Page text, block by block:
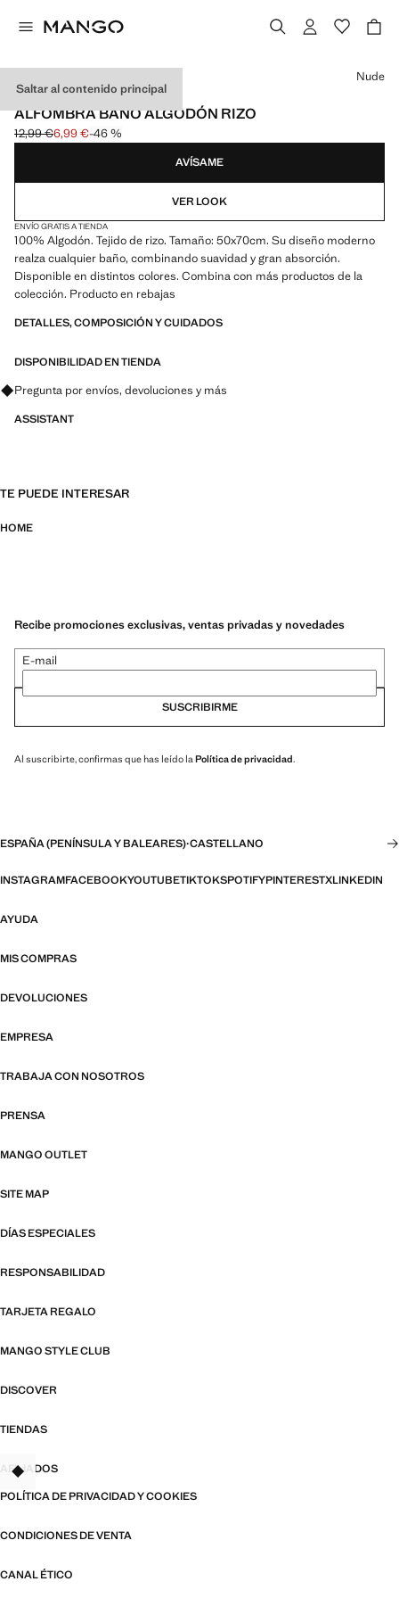
Saltar al contenido principal
500 GR/M2
ALFOMBRA BAÑO ALGODÓN RIZO
Precio inicial tachado [12,99 € ]
12,99 €
Precio actual [6,99 € ]
6,99 €-46 %
Selecciona un color
Nude
AVÍSAME
VER LOOK
ENVÍO GRATIS A TIENDA
100% Algodón. Tejido de rizo. Tamaño: 50x70cm. Su diseño moderno
realza cualquier baño, combinando suavidad y gran absorción.
Disponible en distintos colores. Combina con más productos de la
colección. Producto en rebajas
DETALLES, COMPOSICIÓN Y CUIDADOS
DISPONIBILIDAD EN TIENDA
Pregunta por envíos, devoluciones y más
ASSISTANT
TE PUEDE INTERESAR
HOME
Recibe promociones exclusivas, ventas privadas y novedades
E-mail
SUSCRIBIRME
Al suscribirte, confirmas que has leído la Política de privacidad.
ESPAÑA (PENÍNSULA Y BALEARES)·CASTELLANO
INSTAGRAMFACEBOOKYOUTUBETIKTOKSPOTIFYPINTERESTXLINKEDIN
AYUDA
MIS COMPRAS
DEVOLUCIONES
EMPRESA
TRABAJA CON NOSOTROS
PRENSA
MANGO OUTLET
SITE MAP
DÍAS ESPECIALES
RESPONSABILIDAD
TARJETA REGALO
MANGO STYLE CLUB
DISCOVER
TIENDAS
AFILIADOS
POLÍTICA DE PRIVACIDAD Y COOKIES
CONDICIONES DE VENTA
CANAL ÉTICO